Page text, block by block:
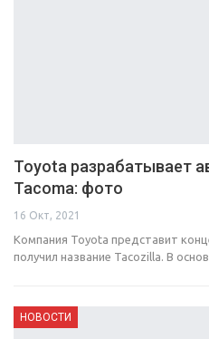
Toyota разрабатывает
Tacoma: фото
16 Окт, 2021
Компания Toyota представит
получил название Tacozilla. В
НОВОСТИ